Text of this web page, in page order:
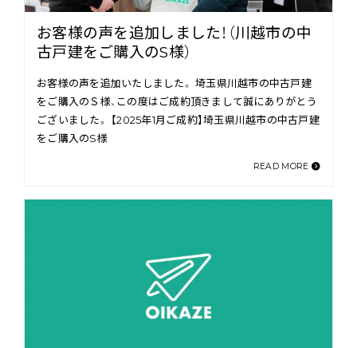
お客様の声を追加しました！（川越市の中
古戸建をご購入のS様）
お客様の声を追加いたしました。 埼玉県川越市の中古戸建
をご購入のＳ様、この度はご成約頂きまして誠にありがとう
ございました。 【2025年1月ご成約】埼玉県川越市の中古戸建
をご購入のS様
READ MORE